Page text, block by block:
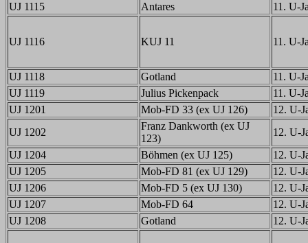
UJ 1115 Antares 11. U-
UJ 1116 KUJ 11 11. U-
UJ 1118 Gotland
11. U-
UJ 1119
Julius Pickenpack
11. U-
UJ 1201
Mob-FD 33 (ex UJ 126)
12. U-
UJ 1202
Franz Dankworth (ex UJ
123)
12. U-
UJ 1204
Böhmen (ex UJ 125)
12. U-
UJ 1205
Mob-FD 81 (ex UJ 129)
12. U-
UJ 1206
Mob-FD 5 (ex UJ 130)
12. U-
UJ 1207
Mob-FD 64
12. U-
UJ 1208
Gotland 12. U-